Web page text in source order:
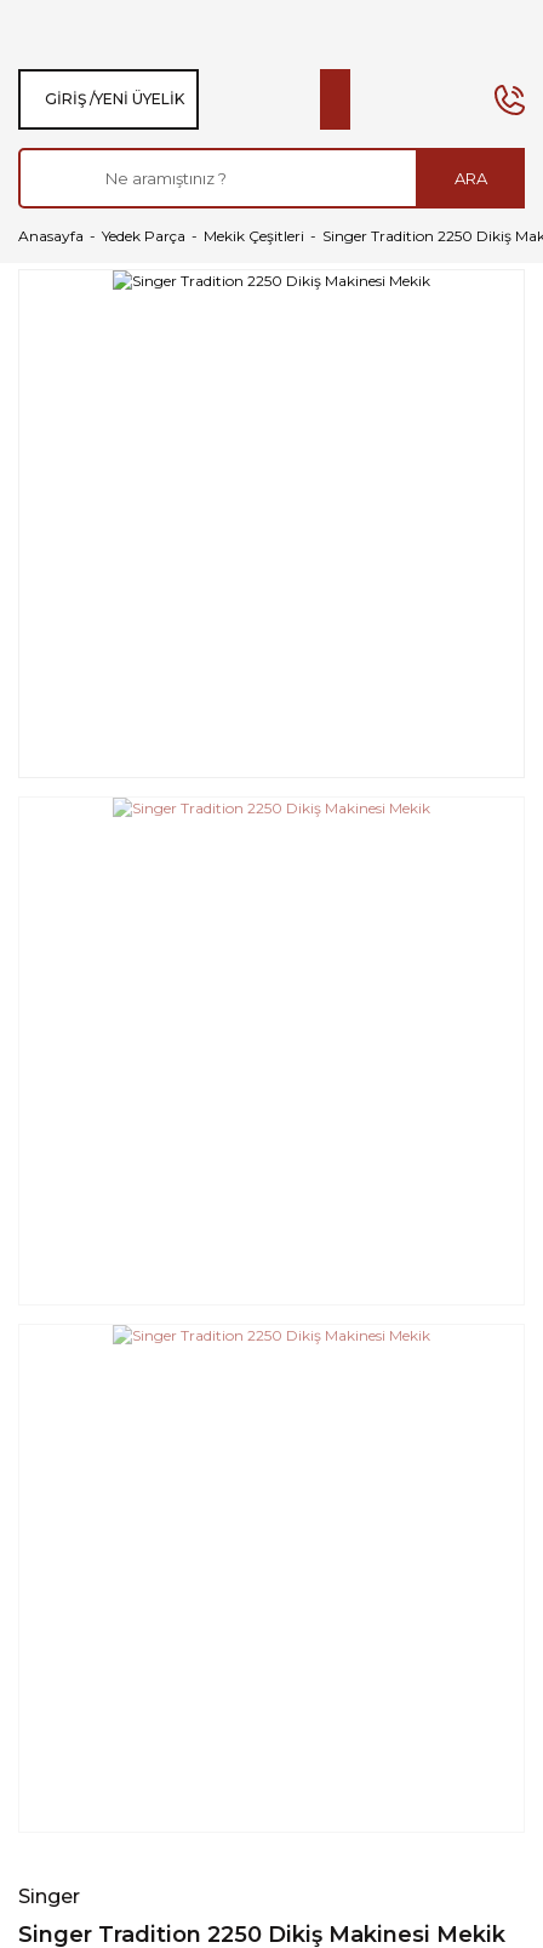
ARA
GIRIŞ /YENI ÜYELIK
Anasayfa Yedek Parça Mekik Çeşitleri Singer Tradition 2250 Dikiş
Singer
Singer Tradition 2250 Dikiş Makinesi Mekik